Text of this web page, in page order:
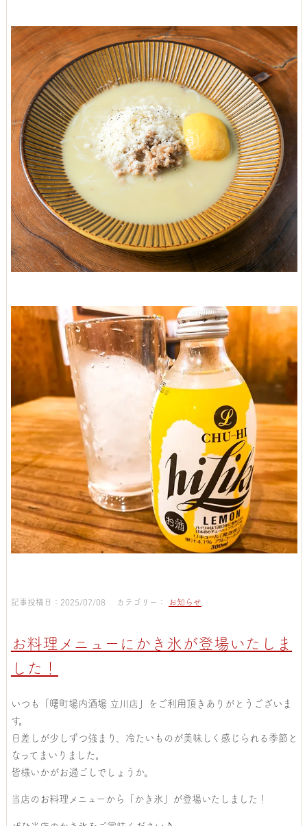
記事投稿日：2025/07/08 カテゴリー： お知らせ
お料理メニューにかき氷が登場いたしま
した！
いつも「曙町場内酒場 立川店」をご利用頂きありがとうございま
す。
日差しが少しずつ強まり、冷たいものが美味しく感じられる季節と
なってまいりました。
皆様いかがお過ごしでしょうか。
当店のお料理メニューから「かき氷」が登場いたしました！